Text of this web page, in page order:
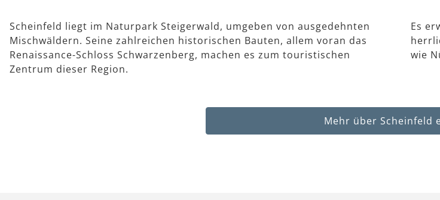
Scheinfeld liegt im Naturpark Steigerwald, umgeben von ausgedehnten
Mischwäldern. Seine zahlreichen historischen Bauten, allem voran das
Renaissance-Schloss Schwarzenberg, machen es zum touristischen
Zentrum dieser Region.
Es
wie
Mehr über Scheinfeld